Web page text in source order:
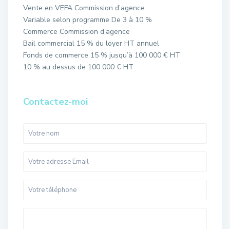
Vente en VEFA Commission d’agence
Variable selon programme De 3 à 10 %
Commerce Commission d’agence
Bail commercial 15 % du loyer HT annuel
Fonds de commerce 15 % jusqu’à 100 000 € HT
10 % au dessus de 100 000 € HT
Contactez-moi